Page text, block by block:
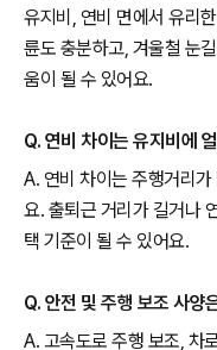
유지비, 연비 면에서 유리
륜도 충분하고, 겨울철 눈
움이 될 수 있어요.
Q. 연비 차이는 유지비에
A. 연비 차이는 주행거리
요. 출퇴근 거리가 길거나
택 기준이 될 수 있어요.
Q. 안전 및 주행 보조 사양
A. 고속도로 주행 보조, 차